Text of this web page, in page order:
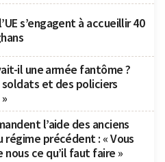
s’engagent à accueillir 40
il une armée fantôme ?
soldats et des policiers
l’aide des anciens
précédent : « Vous
nous ce qu’il faut faire »